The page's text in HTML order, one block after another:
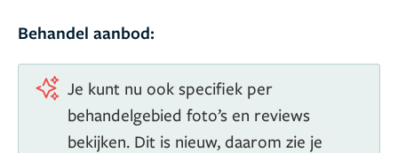
Behandel aanbod:
Je kunt nu ook specifiek per
behandelgebied foto’s en reviews
bekijken. Dit is nieuw, daarom zie je